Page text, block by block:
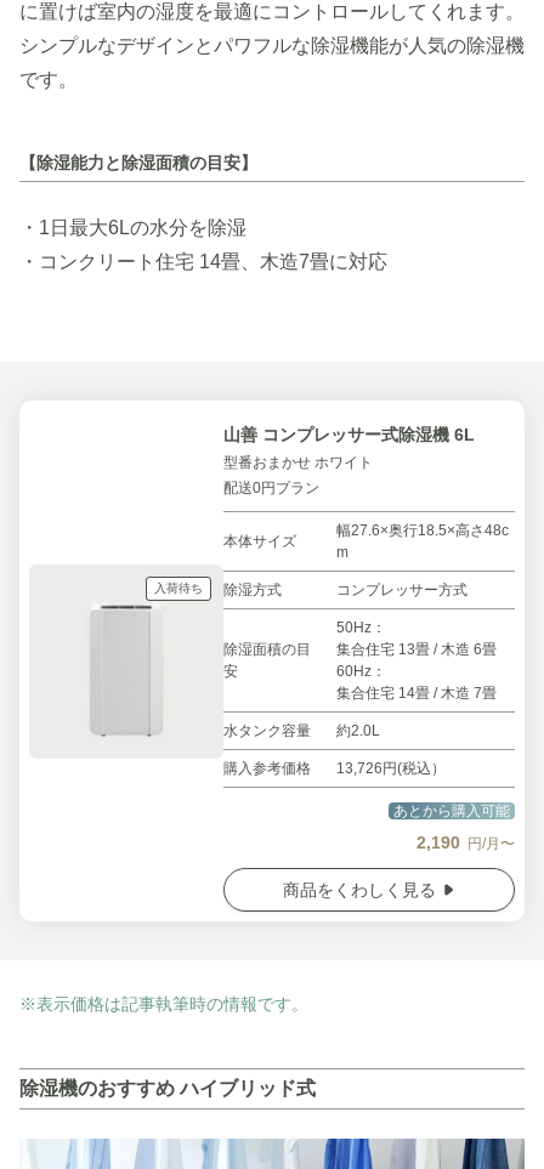
に置けば室内の湿度を最適にコントロールしてくれます。
シンプルなデザインとパワフルな除湿機能が人気の除湿機
です。
【除湿能力と除湿面積の目安】
・1日最大6Lの水分を除湿
・コンクリート住宅 14畳、木造7畳に対応
入荷待ち
山善 コンプレッサー式除湿機 6L
型番おまかせ ホワイト
配送0円プラン
本体サイズ
幅27.6×奥行18.5×高さ48c
m
除湿方式 コンプレッサー方式
除湿面積の目
安
50Hz：
集合住宅 13畳 / 木造 6畳
60Hz：
集合住宅 14畳 / 木造 7畳
水タンク容量 約2.0L
購入参考価格 13,726円(税込）
あとから購入可能
2,190 円/月〜
商品をくわしく見る
※表示価格は記事執筆時の情報です。
除湿機のおすすめ ハイブリッド式